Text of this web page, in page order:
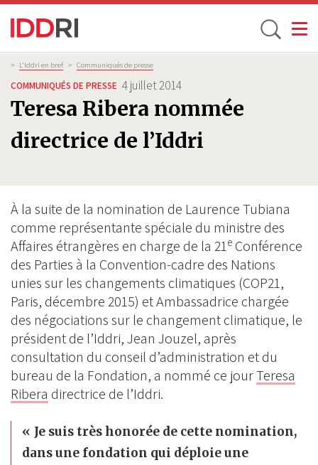
Aller
au
contenu
principal
Toggle
Fil
d'Ariane
> L'Iddri en bref > Communiqués de presse
COMMUNIQUÉS DE PRESSE 4 juillet 2014
Teresa Ribera nommée
directrice de l’Iddri
À la suite de la nomination de Laurence Tubiana
comme représentante spéciale du ministre des
Affaires étrangères en charge de la 21e Conférence
des Parties à la Convention-cadre des Nations
unies sur les changements climatiques (COP21,
Paris, décembre 2015) et Ambassadrice chargée
des négociations sur le changement climatique, le
président de l’Iddri, Jean Jouzel, après
consultation du conseil d’administration et du
bureau de la Fondation, a nommé ce jourTeresa
Ribera directrice de l’Iddri.
Je suis très honorée de cette nomination,
dans une fondation qui déploie une